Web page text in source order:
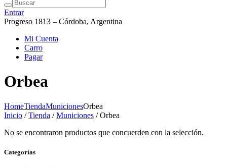
Entrar
Progreso 1813 – Córdoba, Argentina
Mi Cuenta
Carro
Pagar
Orbea
HomeTiendaMunicionesOrbea
Inicio /Tienda /Municiones / Orbea
No se encontraron productos que concuerden con la selección.
Categorías